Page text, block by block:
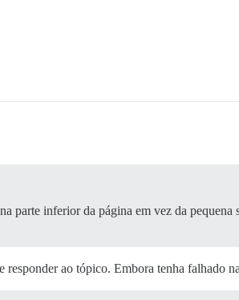
parte inferior da página em vez da
ao tópico. Embora tenha falhado